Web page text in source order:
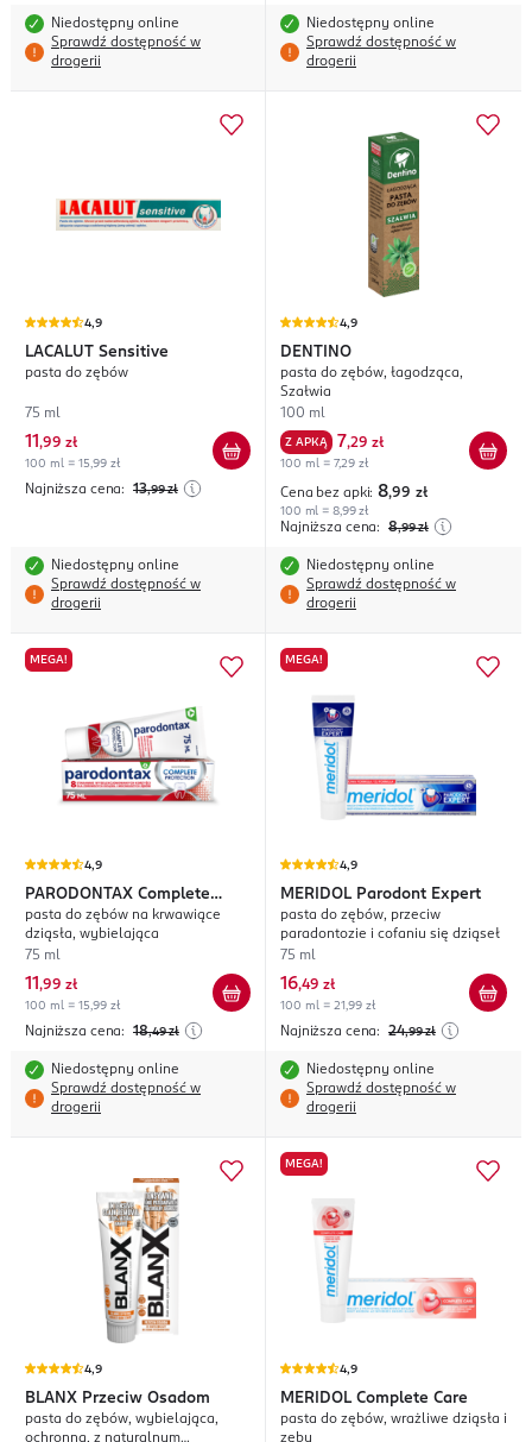
Niedostępny online
Sprawdź dostępność w
drogerii
Niedostępny online
Sprawdź dostępność w
drogerii
4,9
LACALUT Sensitive
pasta do zębów
75 ml
11 ,99 zł
100 ml = 15,99 zł
Najniższa cena: 13,99 zł
Niedostępny online
Sprawdź dostępność w
drogerii
4,9
DENTINO
pasta do zębów, łagodząca,
Szałwia
100 ml
Z APKĄ 7,29 zł
100 ml = 7,29 zł
Cena bez apki: 8,99 zł
100 ml = 8,99 zł
Najniższa cena: 8,99 zł
Niedostępny online
Sprawdź dostępność w
drogerii
MEGA!
4,9
PARODONTAX Complete
Protection Whitening
pasta do zębów na krwawiące
dziąsła, wybielająca
75 ml
11 ,99 zł
100 ml = 15,99 zł
Najniższa cena: 18,49 zł
Niedostępny online
Sprawdź dostępność w
drogerii
MEGA!
4,9
MERIDOL Parodont Expert
pasta do zębów, przeciw
paradontozie i cofaniu się dziąseł
75 ml
16,49 zł
100 ml = 21,99 zł
Najniższa cena: 24,99 zł
Niedostępny online
Sprawdź dostępność w
drogerii
4,9
BLANX Przeciw Osadom
pasta do zębów, wybielająca,
ochronna, z naturalnym
MEGA!
4,9
MERIDOL Complete Care
pasta do zębów, wrażliwe dziąsła i
zęby